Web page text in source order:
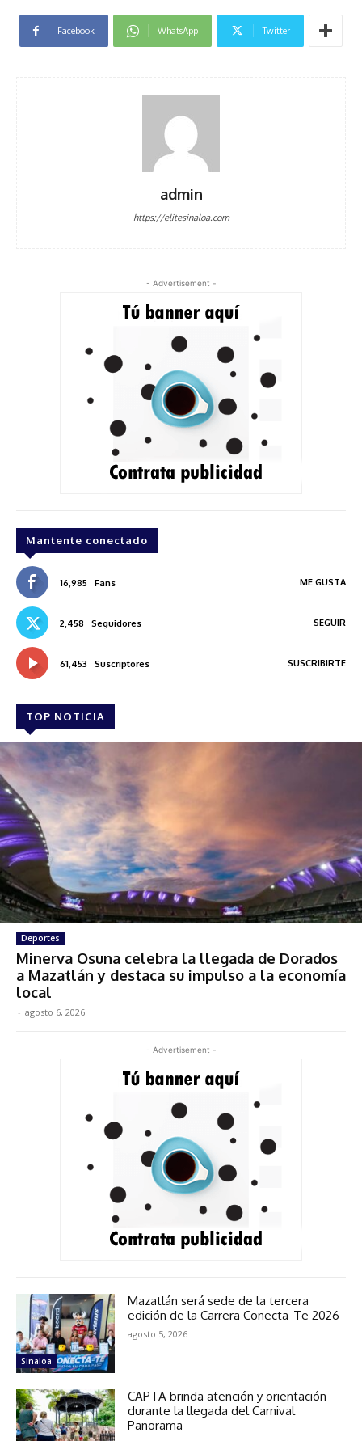
Facebook WhatsApp Twitter
admin
https://elitesinaloa.com
- Advertisement -
Mantente conectado
16,985 Fans ME GUSTA
2,458 Seguidores SEGUIR
61,453 Suscriptores SUSCRIBIRTE
TOP NOTICIA
Deportes
Minerva Osuna celebra la llegada de Dorados
a Mazatlán y destaca su impulso a la economía
local
- agosto 6, 2026
- Advertisement -
Sinaloa
Mazatlán será sede de la tercera
edición de la Carrera Conecta-Te 2026
agosto 5, 2026
CAPTA brinda atención y orientación
durante la llegada del Carnival
Panorama